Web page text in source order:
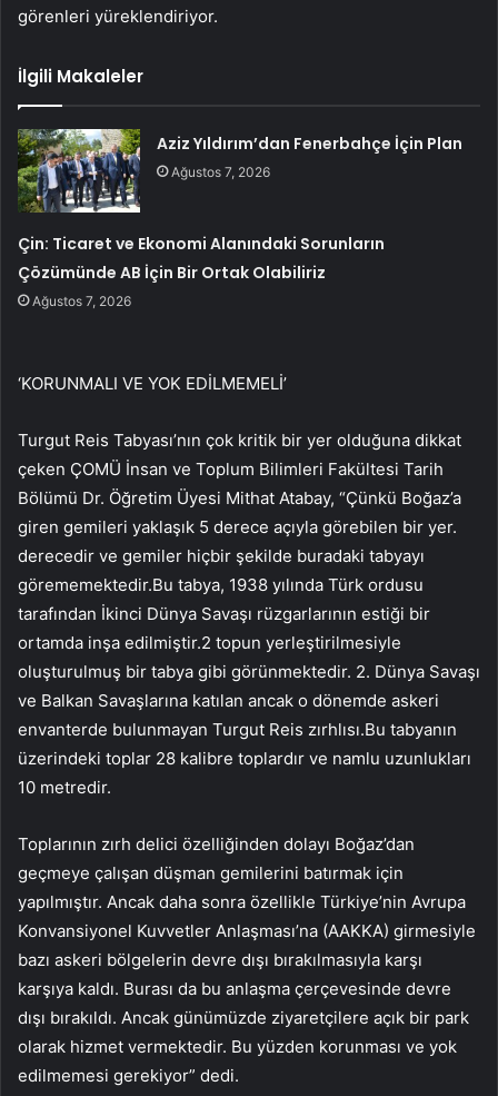
görenleri yüreklendiriyor.
İlgili Makaleler
Aziz Yıldırım’dan Fenerbahçe İçin Plan
Ağustos 7, 2026
Çin: Ticaret ve Ekonomi Alanındaki Sorunların
Çözümünde AB İçin Bir Ortak Olabiliriz
Ağustos 7, 2026
‘KORUNMALI VE YOK EDİLMEMELİ’
Turgut Reis Tabyası’nın çok kritik bir yer olduğuna dikkat
çeken ÇOMÜ İnsan ve Toplum Bilimleri Fakültesi Tarih
Bölümü Dr. Öğretim Üyesi Mithat Atabay, “Çünkü Boğaz’a
giren gemileri yaklaşık 5 derece açıyla görebilen bir yer.
derecedir ve gemiler hiçbir şekilde buradaki tabyayı
görememektedir.Bu tabya, 1938 yılında Türk ordusu
tarafından İkinci Dünya Savaşı rüzgarlarının estiği bir
ortamda inşa edilmiştir.2 topun yerleştirilmesiyle
oluşturulmuş bir tabya gibi görünmektedir. 2. Dünya Savaşı
ve Balkan Savaşlarına katılan ancak o dönemde askeri
envanterde bulunmayan Turgut Reis zırhlısı.Bu tabyanın
üzerindeki toplar 28 kalibre toplardır ve namlu uzunlukları
10 metredir.
Toplarının zırh delici özelliğinden dolayı Boğaz’dan
geçmeye çalışan düşman gemilerini batırmak için
yapılmıştır. Ancak daha sonra özellikle Türkiye’nin Avrupa
Konvansiyonel Kuvvetler Anlaşması’na (AAKKA) girmesiyle
bazı askeri bölgelerin devre dışı bırakılmasıyla karşı
karşıya kaldı. Burası da bu anlaşma çerçevesinde devre
dışı bırakıldı. Ancak günümüzde ziyaretçilere açık bir park
olarak hizmet vermektedir. Bu yüzden korunması ve yok
edilmemesi gerekiyor” dedi.